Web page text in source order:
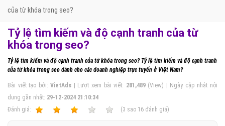
của từ khóa trong seo?
Tỷ lệ tìm kiếm và độ cạnh tranh của từ
khóa trong seo?
Tỷ lệ tìm kiếm và độ cạnh tranh của từ khóa trong seo? Tỷ lệ tìm kiếm và độ cạnh tranh
của từ khóa trong seo dành cho các doanh nghiệp trực tuyến ở Việt Nam?
Bài viết tạo bởi:VietAds | Lượt xem bài viết: 281,489(View) | Ngày cập nhật nội
dung gần nhất: 29-12-2024 21:10:34
Ðánh giá:
(3 sao 16 đánh giá)